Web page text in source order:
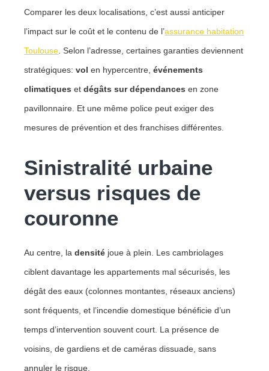
Comparer les deux localisations, c’est aussi anticiper
l’impact sur le coût et le contenu de l’assurance habitation
Toulouse. Selon l’adresse, certaines garanties deviennent
stratégiques:vol en hypercentre,événements
climatiques etdégâts sur dépendances en zone
pavillonnaire. Et une même police peut exiger des
mesures de prévention et des franchises différentes.
Sinistralité urbaine
versus risques de
couronne
Au centre, ladensité joue à plein. Les cambriolages
ciblent davantage les appartements mal sécurisés, les
dégât des eaux (colonnes montantes, réseaux anciens)
sont fréquents, et l’incendie domestique bénéficie d’un
temps d’intervention souvent court. La présence de
voisins, de gardiens et de caméras dissuade, sans
annuler le risque.